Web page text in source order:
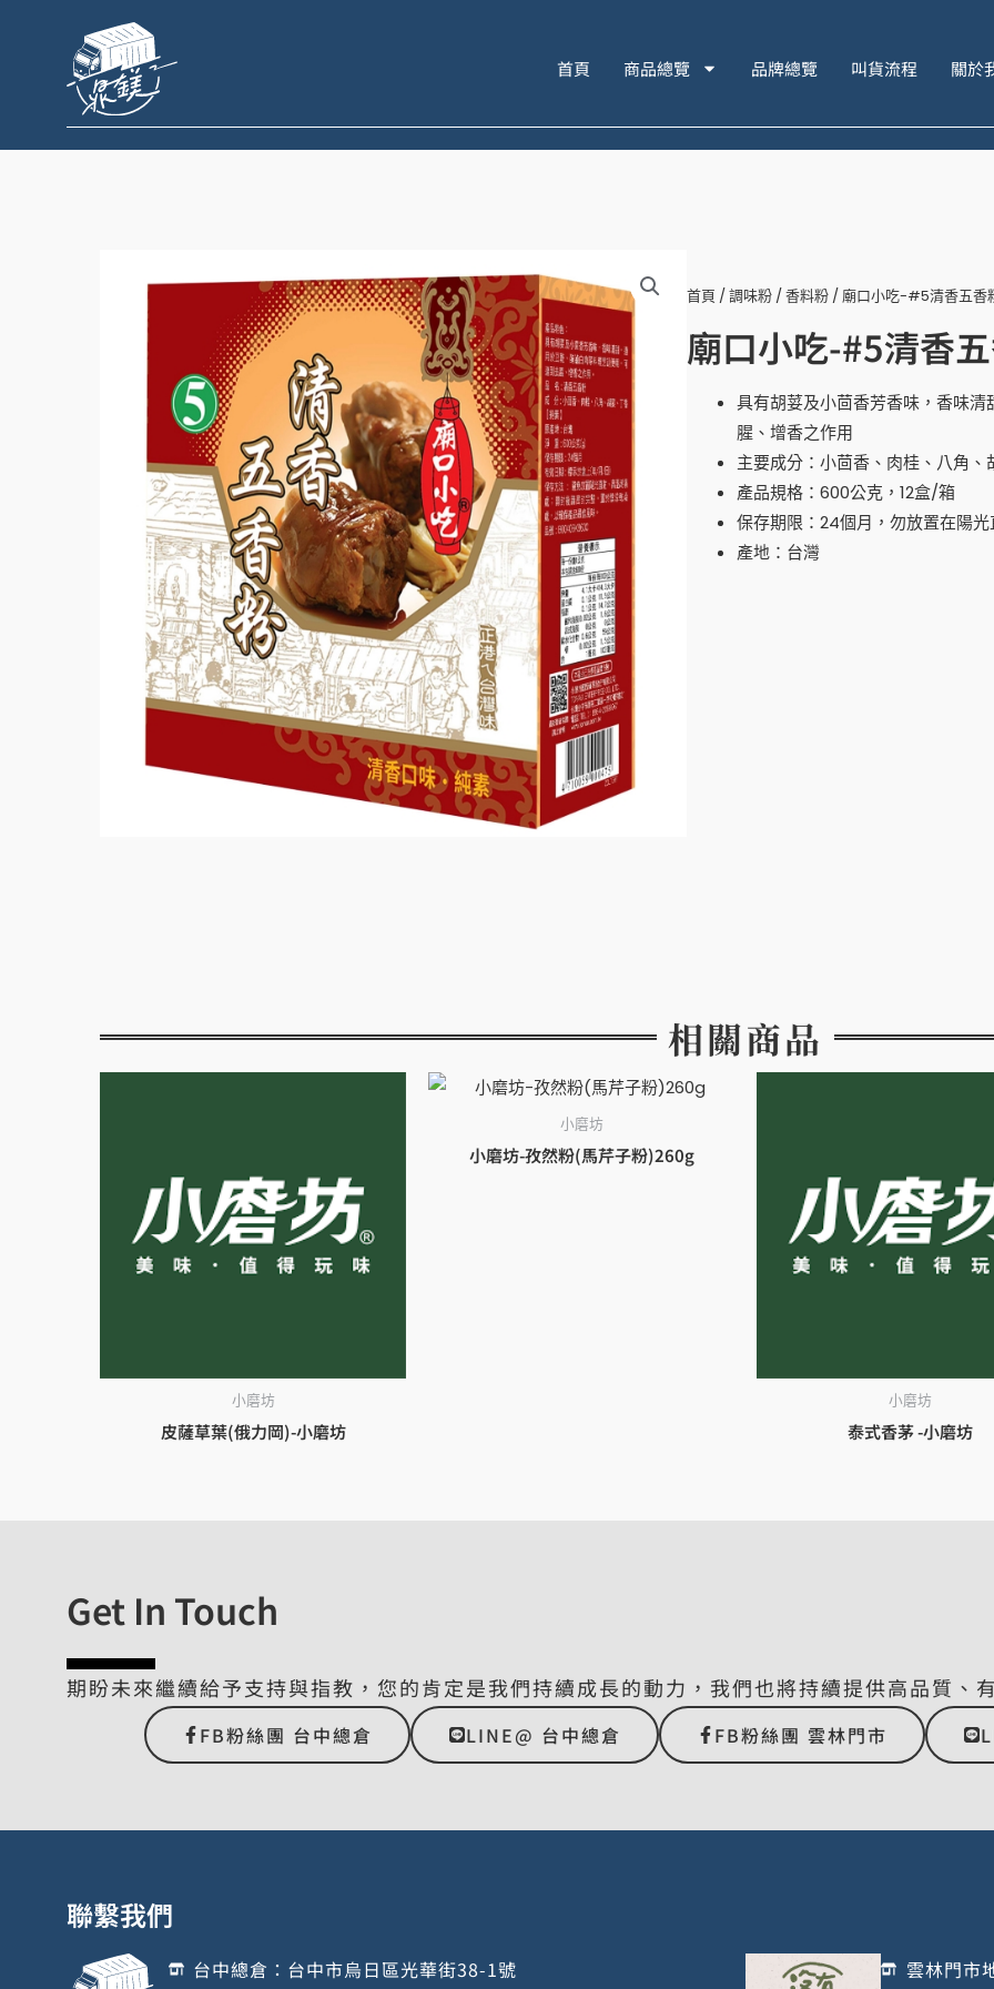
首頁 商品總覽 品牌總覽 叫貨流程 關於
首頁 /調味粉 /香料粉 / 廟口小吃-#5清香五香
廟口小吃-#5清香
具有胡荽及小茴香芳香味，香味
腥、增香之作用
主要成分：小茴香、肉桂、八角、
產品規格：600公克，12盒/箱
保存期限：24個月，勿放置在陽光
產地：台灣
相關商品
小磨坊
皮薩草葉(俄力岡)-小磨坊
小磨坊
小磨坊-孜然粉(馬芹子粉)260g
小磨坊
泰式香茅 -小磨坊
Get In Touch
期盼未來繼續給予支持與指教，您的肯定是我們持續成長的動力，我們也將持續提供高品質、
FB粉絲團 台中總倉 LINE@ 台中總倉 FB粉絲團 雲林門市
聯繫我們
台中總倉：台中市烏日區光華街38-1號 雲林門市